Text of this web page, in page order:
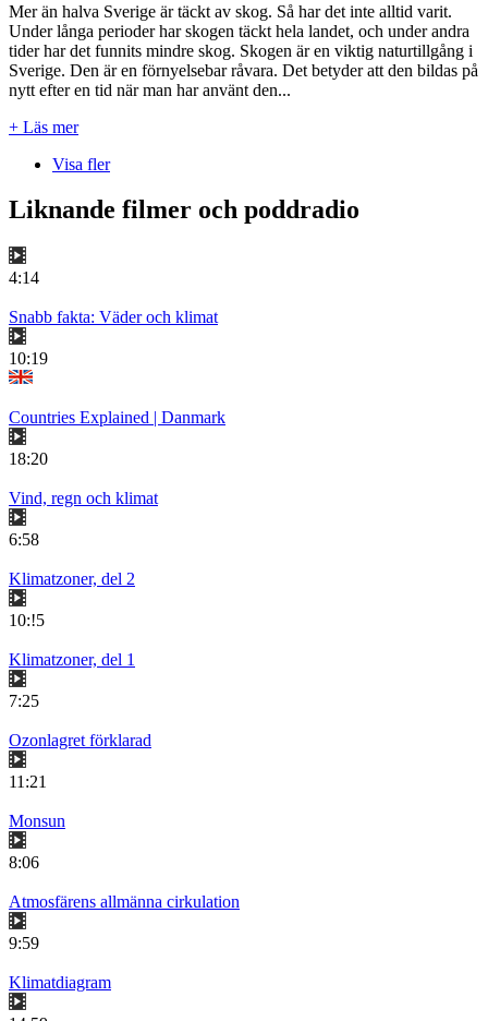
Mer än halva Sverige är täckt av skog. Så har det inte alltid varit.
Under långa perioder har skogen täckt hela landet, och under andra
tider har det funnits mindre skog. Skogen är en viktig naturtillgång i
Sverige. Den är en förnyelsebar råvara. Det betyder att den bildas på
nytt efter en tid när man har använt den...
+ Läs mer
Visa fler
Liknande filmer och poddradio
4:14
Snabb fakta: Väder och klimat
10:19
Countries Explained | Danmark
18:20
Vind, regn och klimat
6:58
Klimatzoner, del 2
10:!5
Klimatzoner, del 1
7:25
Ozonlagret förklarad
11:21
Monsun
8:06
Atmosfärens allmänna cirkulation
9:59
Klimatdiagram